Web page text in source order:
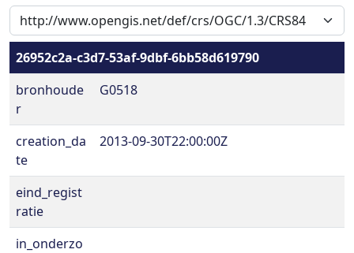
26952c2a-c3d7-53af-9dbf-6bb58d619790
bronhoude
r
G0518
creation_da
te
2013-09-30T22:00:00Z
eind_regist
ratie
in_onderzo